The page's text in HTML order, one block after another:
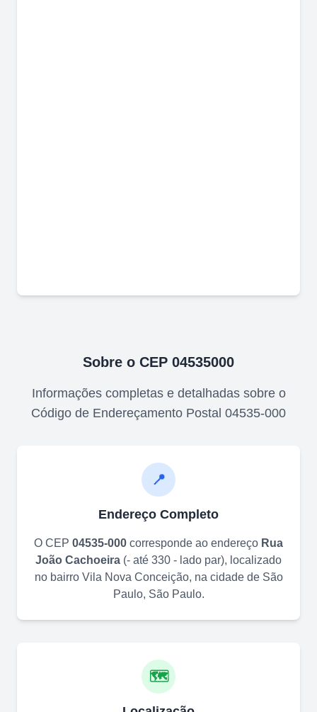
Sobre o CEP 04535000
Informações completas e detalhadas sobre o
Código de Endereçamento Postal 04535-000
📍
Endereço Completo
O CEP 04535-000 corresponde ao endereço Rua
João Cachoeira (- até 330 - lado par), localizado
no bairro Vila Nova Conceição, na cidade de São
Paulo, São Paulo.
🗺️